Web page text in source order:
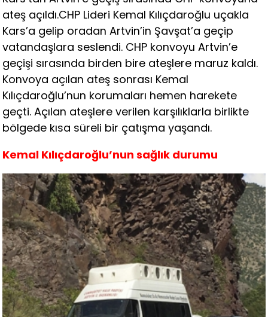
ateş açıldı.CHP Lideri Kemal Kılıçdaroğlu uçakla
Kars’a gelip oradan Artvin’in Şavşat’a geçip
vatandaşlara seslendi. CHP konvoyu Artvin’e
geçişi sırasında birden bire ateşlere maruz kaldı.
Konvoya açılan ateş sonrası Kemal
Kılıçdaroğlu’nun korumaları hemen harekete
geçti. Açılan ateşlere verilen karşılıklarla birlikte
bölgede kısa süreli bir çatışma yaşandı.
Kemal Kılıçdaroğlu’nun sağlık durumu